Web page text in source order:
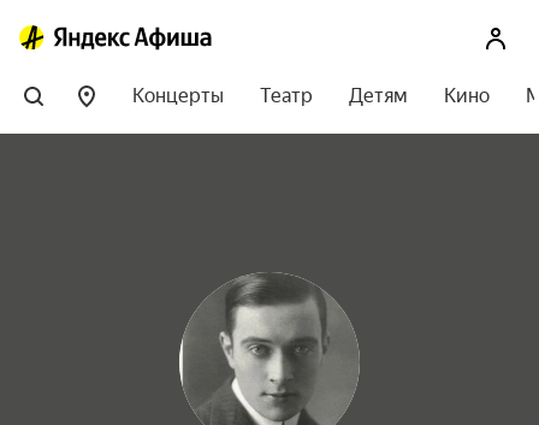
Концерты Театр Детям Кино